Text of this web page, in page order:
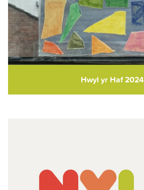
Hwyl yr Haf 2024